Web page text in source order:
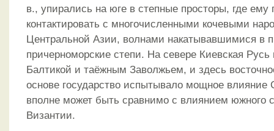
в., упирались на юге в степные просторы, где ему
контактировать с многочисленными кочевыми
Центральной Азии, волнами накатывавшимися в
причерноморские степи. На севере Киевская Русь
Балтикой и таёжным Заволжьем, и здесь
основе государство испытывало мощное влияние
вполне может быть сравнимо с влиянием южного
Византии.